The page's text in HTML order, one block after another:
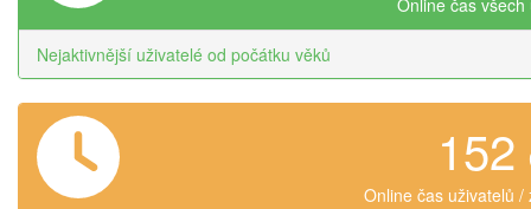
Nejaktivnější uživatelé od počátku věků
152
Online čas uživatelů /